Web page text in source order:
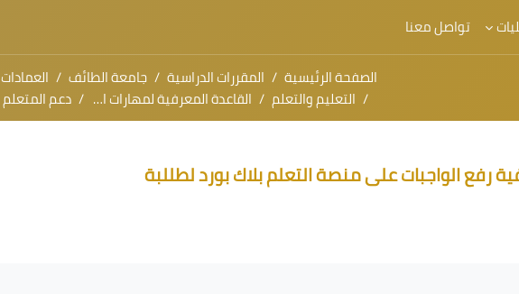
تواصل معنا
الصفحة الرئيسية
المقررات الدراسية جامعة الطائف العمادات
التعليم والتعلم
القاعدة المعرفية لمهارات التعليم الإلكتروني (أكاديمي) دعم المتعلم
رفع الواجبات على منصة التعلم بلاك بورد لطللبة